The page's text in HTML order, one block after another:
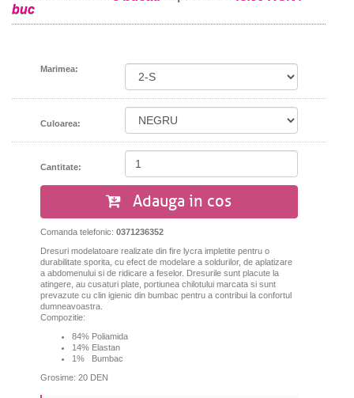
buc
Marimea:
Culoarea:
Cantitate:
Adauga in cos
Comanda telefonic: 0371236352
Dresuri modelatoare realizate din fire lycra impletite pentru o
durabilitate sporita, cu efect de modelare a soldurilor, de aplatizare
a abdomenului si de ridicare a feselor. Dresurile sunt placute la
atingere, au cusaturi plate, portiunea chilotului marcata si sunt
prevazute cu clin igienic din bumbac pentru a contribui la confortul
dumneavoastra.
Compozitie:
84% Poliamida
14% Elastan
1% Bumbac
Grosime: 20 DEN